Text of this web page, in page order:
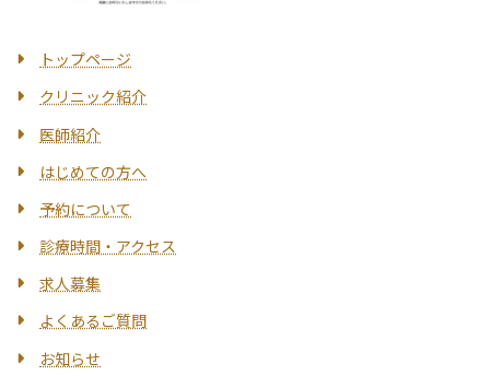
トップページ
クリニック紹介
医師紹介
はじめての方へ
予約について
診療時間・アクセス
求人募集
よくあるご質問
お知らせ